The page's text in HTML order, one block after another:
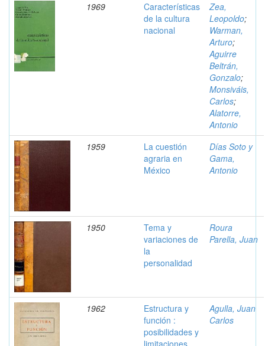
1969
Características
de la cultura
nacional
Zea,
Leopoldo;
Warman,
Arturo;
Aguirre
Beltrán,
Gonzalo;
Monsiváis,
Carlos;
Alatorre,
Antonio
1959
La cuestión
agraria en
México
Días Soto y
Gama,
Antonio
1950
Tema y
variaciones de
la
personalidad
Roura
Parella, Juan
1962
Estructura y
función :
posibilidades y
limitaciones
Agulla, Juan
Carlos